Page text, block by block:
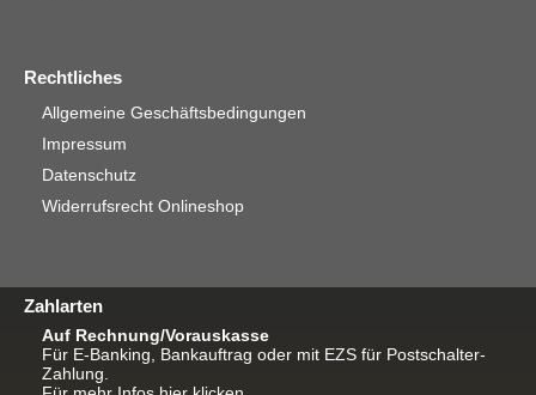
Rechtliches
Allgemeine Geschäftsbedingungen
Impressum
Datenschutz
Widerrufsrecht Onlineshop
Zahlarten
Auf Rechnung/Vorauskasse
Für E-Banking, Bankauftrag oder mit EZS für Postschalter-
Zahlung.